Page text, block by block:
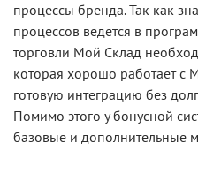
процессы бренда. Так как
процессов ведется в
торговли Мой Склад
которая хорошо работает с
готовую интеграцию без
Помимо этого у бонусной
базовые и дополнительные